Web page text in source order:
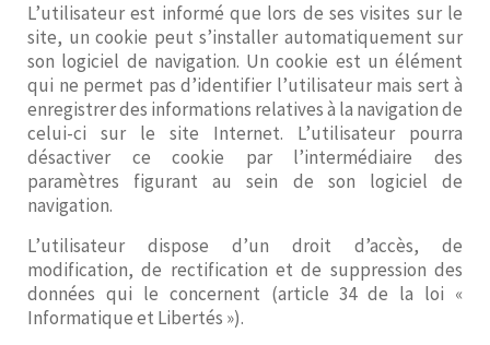
L’utilisateur est informé que lors de ses visites sur le
site, un cookie peut s’installer automatiquement sur
son logiciel de navigation. Un cookie est un élément
qui ne permet pas d’identifier l’utilisateur mais sert à
enregistrer des informations relatives à la navigation de
celui-ci sur le site Internet. L’utilisateur pourra
désactiver ce cookie par l’intermédiaire des
paramètres figurant au sein de son logiciel de
navigation.
L’utilisateur dispose d’un droit d’accès, de
modification, de rectification et de suppression des
données qui le concernent (article 34 de la loi «
Informatique et Libertés »).